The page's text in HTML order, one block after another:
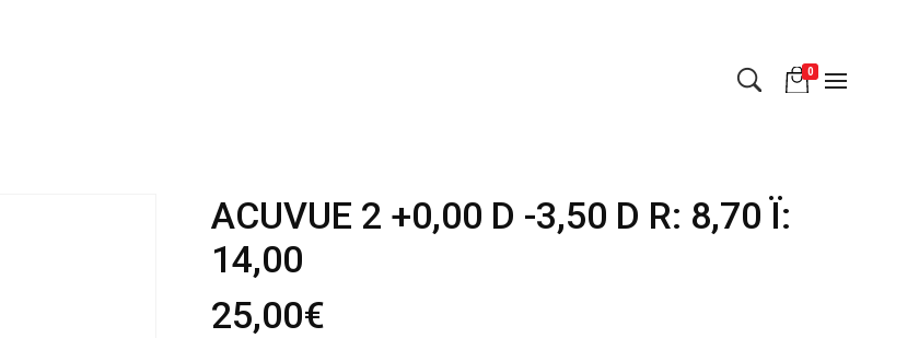
0
ACUVUE 2 +0,00 D -3,50 D R: 8,70 Ï:
14,00
25,00€